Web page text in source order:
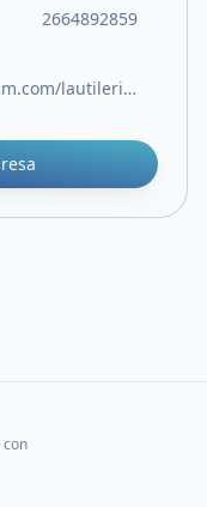
2664892859
https://www.instagram.com/lautileriasl?igsh=MTdzYnFrZzI0ZWRuOA%3D%3D&utm_source=qr
con